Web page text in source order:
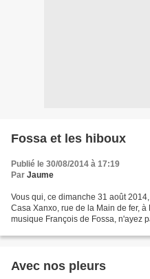
Fossa et les hiboux
Publié le 30/08/2014 à 17:19
Par Jaume
Vous qui, ce dimanche 31 août
Casa Xanxo, rue de la Main de fer,
musique François de Fossa, n'ayez
Avec nos pleurs